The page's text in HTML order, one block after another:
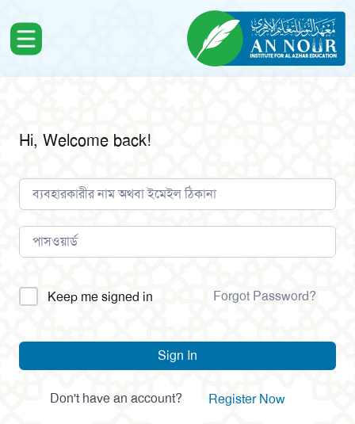
Hi, Welcome back!
Alternative:
Keep me signed in Forgot Password?
Sign In
Don't have an account? Register Now